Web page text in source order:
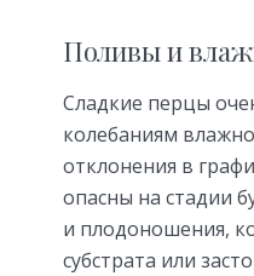
Поливы и
Сладкие перцы
колебаниям
отклонения в
опасны на стадии
и плодоношения,
субстрата или